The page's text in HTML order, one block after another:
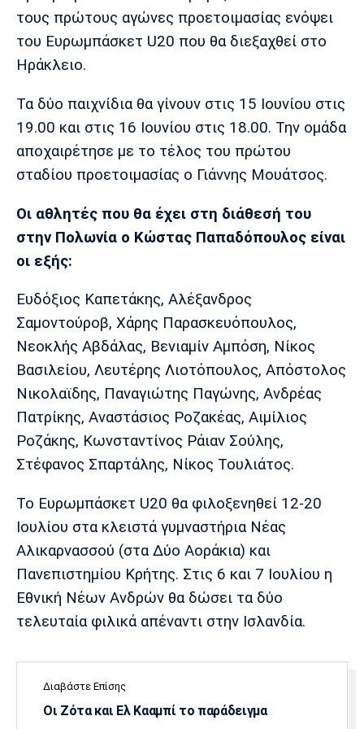
Πολιτισμός
Τραγούδια
Running
Media
Παρασκήνιο
Πρόγραμμα TV
Ιωνικός
Μπαρτσελόνα
Ρεάλ
Ατλέτικο
Λίβερπουλ
Μάντσεστερ
Γιουβέντους
Ίντερ Μίλαν Μπάγερν
Μπορούσια
Ντόρτμουντ
Ζερμέν
Μαρσέιγ
τους πρώτους αγώνες προετοιμασίας ενόψει
του Ευρωμπάσκετ U20 που θα διεξαχθεί στο
Ηράκλειο.
Τα δύο παιχνίδια θα γίνουν στις 15 Ιουνίου στις
19.00 και στις 16 Ιουνίου στις 18.00. Την ομάδα
αποχαιρέτησε με το τέλος του πρώτου
σταδίου προετοιμασίας ο Γιάννης Μουάτσος.
Οι αθλητές που θα έχει στη διάθεσή του
στην Πολωνία ο Κώστας Παπαδόπουλος είναι
οι εξής:
Ευδόξιος Καπετάκης, Αλέξανδρος
Σαμοντούροβ, Χάρης Παρασκευόπουλος,
Νεοκλής Αβδάλας, Βενιαμίν Αμπόση, Νίκος
Βασιλείου, Λευτέρης Λιοτόπουλος, Απόστολος
Νικολαϊδης, Παναγιώτης Παγώνης, Ανδρέας
Πατρίκης, Αναστάσιος Ροζακέας, Αιμίλιος
Ροζάκης, Κωνσταντίνος Ράιαν Σούλης,
Στέφανος Σπαρτάλης, Νίκος Τουλιάτος.
Το Ευρωμπάσκετ U20 θα φιλοξενηθεί 12-20
Ιουλίου στα κλειστά γυμναστήρια Νέας
Αλικαρνασσού (στα Δύο Αοράκια) και
Πανεπιστημίου Κρήτης. Στις 6 και 7 Ιουλίου η
Εθνική Νέων Ανδρών θα δώσει τα δύο
τελευταία φιλικά απέναντι στην Ισλανδία.
Διαβάστε Επίσης
Οι Ζότα και Ελ Κααμπί το παράδειγμα